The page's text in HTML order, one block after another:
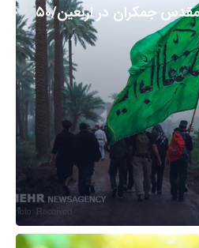
کارنامه موکب مسجد مقدس جمکران در اربعین/۵۰